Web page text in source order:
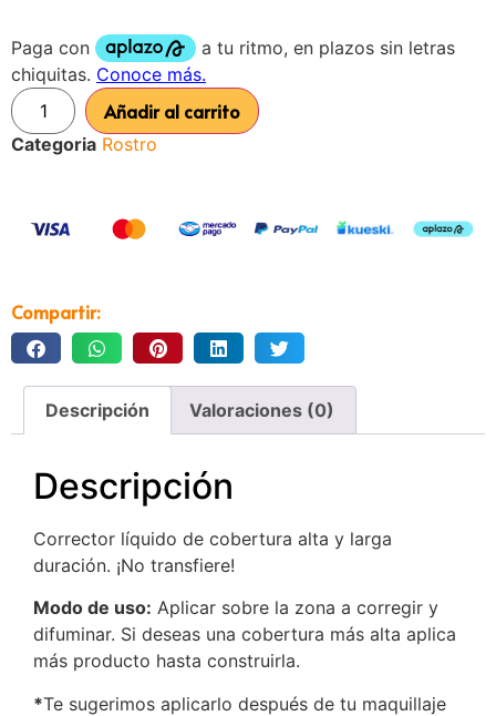
Añadir al carrito
Categoria Rostro
Compartir:
Descripción Valoraciones (0)
Descripción
Corrector líquido de cobertura alta y larga
duración. ¡No transfiere!
Modo de uso: Aplicar sobre la zona a corregir y
difuminar. Si deseas una cobertura más alta aplica
más producto hasta construirla.
*Te sugerimos aplicarlo después de tu maquillaje